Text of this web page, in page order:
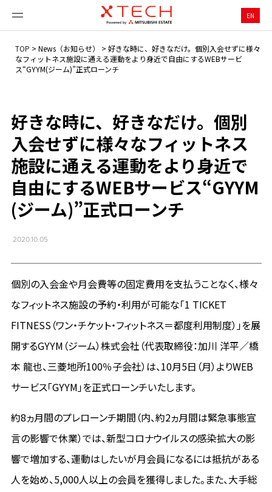
EN
TOP > News（お知らせ） > 好きな時に、好きなだけ。個別入会せずに様々
なフィットネス施設に通える運動をより身近で自由にするWEBサービ
ス“GYYM(ジーム)”正式ローンチ
好きな時に、好きなだけ。個別
入会せずに様々なフィットネス
施設に通える運動をより身近で
自由にするWEBサービス“GYYM
(ジーム)”正式ローンチ
2020.10.05
個別の入会金や月会費等の固定費用を支払うことなく、様々
なフィットネス施設の予約・利用が可能な「1 TICKET
FITNESS（ワン・チケット・フィットネス＝都度利用制度）」を展
開するGYYM（ジーム）株式会社（代表取締役：加川 洋平／橋
本 龍也、三菱地所100％子会社）は、10月5日（月）よりWEB
サービス「GYYM」を正式ローンチいたします。
約8ヵ月間のプレローンチ期間（内、約2ヵ月間は緊急事態宣
言の影響で休業）では、新型コロナウイルスの感染拡大の影
響で増加する、運動はしたいが月会員になるには抵抗がある
人を始め、5,000人以上の会員を獲得しました。また、大手総